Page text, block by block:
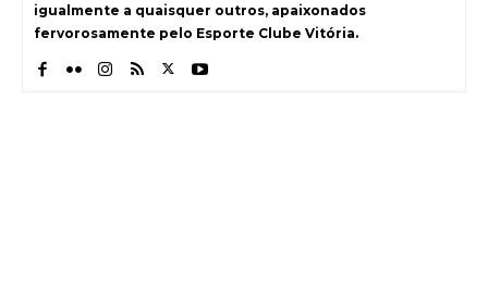
igualmente a quaisquer outros, apaixonados
fervorosamente pelo Esporte Clube Vitória.